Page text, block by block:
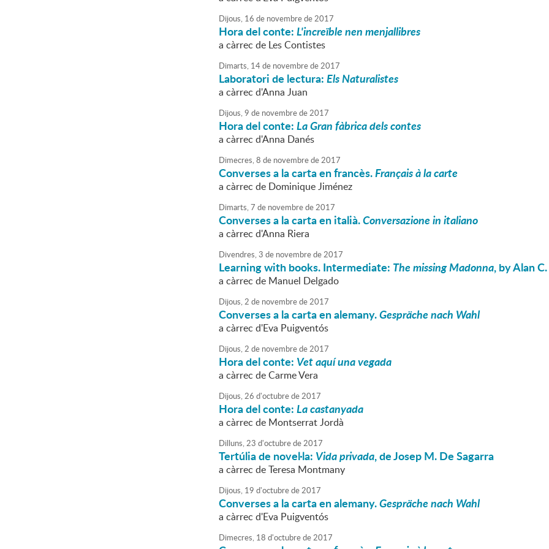
Dijous, 16 de novembrede2017
Hora del conte:L'increïble nen menjallibres
a càrrec de Les Contistes
Dimarts, 14de novembrede2017
Laboratori de lectura:Els Naturalistes
a càrrec d'Anna Juan
Dijous,9 de novembrede2017
Hora del conte:La Gran fàbrica dels contes
a càrrec d'Anna Danés
Dimecres,8 de novembrede2017
Converses a la carta en francès.Français à la carte
a càrrec de Dominique Jiménez
Dimarts,7 de novembrede2017
Converses a la carta en italià.Conversazione in italiano
a càrrec d'Anna Riera
Divendres,3 de novembrede2017
Learning with books. Intermediate: The missing Madonna, by Alan
a càrrec de Manuel Delgado
Dijous,2 de novembrede2017
Converses a la carta en alemany.Gespräche nach Wahl
a càrrec d'Eva Puigventós
Dijous,2 de novembrede2017
Hora del conte: Vet aquí una vegada
a càrrec de Carme Vera
Dijous,26 d'octubrede2017
Hora del conte:La castanyada
a càrrec de Montserrat Jordà
Dilluns,23 d'octubrede2017
Tertúlia de novel·la: Vida privada, de Josep M. De Sagarra
a càrrec de Teresa Montmany
Dijous, 19 d'octubrede2017
Converses a la carta en alemany.Gespräche nach Wahl
a càrrec d'Eva Puigventós
Dimecres, 18 d'octubrede2017